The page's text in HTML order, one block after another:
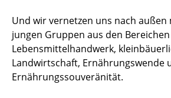
Und wir vernetzen uns nach
jungen Gruppen aus den Bereichen
Lebensmittelhandwerk,
Landwirtschaft, Ernährungswende
Ernährungssouveränität.